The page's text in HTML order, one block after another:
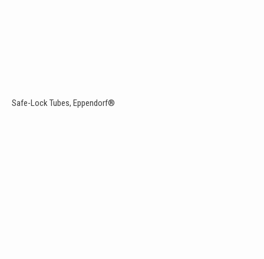
Safe-Lock Tubes, Eppendorf®